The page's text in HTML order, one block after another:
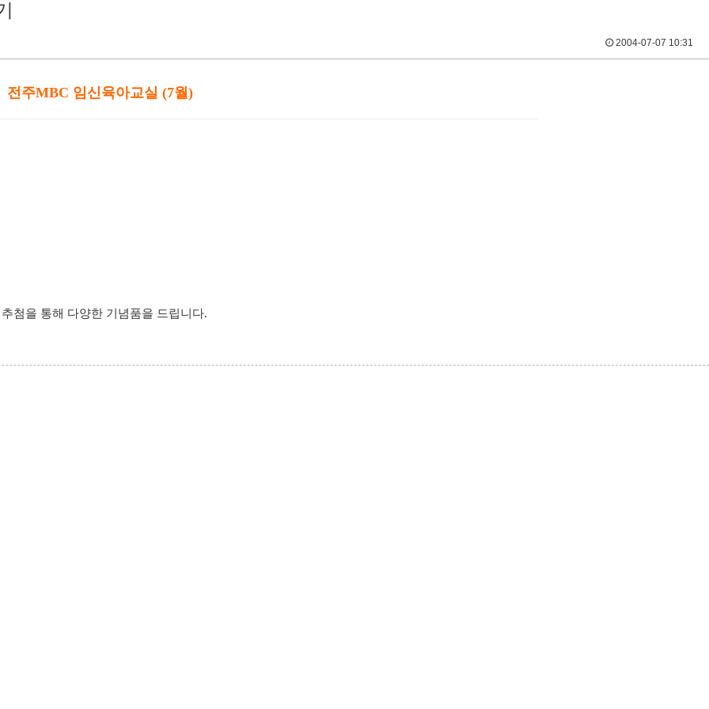
2004-07-07 10:31
전주MBC 임신육아교실 (7월)
첨을 통해 다양한 기념품을 드립니다.